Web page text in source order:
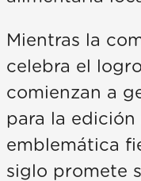
Mientras la
celebra el
comienzan a
para la
emblemática
siglo promete